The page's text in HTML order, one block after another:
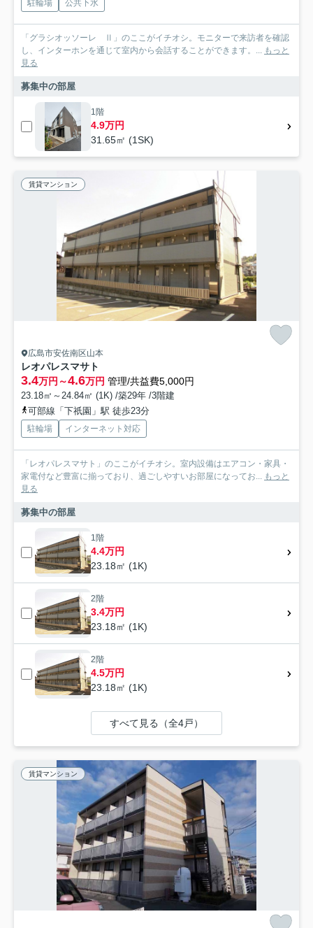
駐輪場 公共下水
「グラシオッソーレ Ⅱ」のここがイチオシ。モニターで来訪者を確認
し、インターホンを通じて室内から会話することができます。... もっと
見る
募集中の部屋
1階
4.9万円
31.65㎡ (1SK)
賃貸マンション
広島市安佐南区山本
レオパレスマサト
3.4万円～4.6万円 管理/共益費5,000円
23.18㎡～24.84㎡ (1K) /築29年 /3階建
可部線「下祇園」駅 徒歩23分
駐輪場 インターネット対応
「レオパレスマサト」のここがイチオシ。室内設備はエアコン・家具・
家電付など豊富に揃っており、過ごしやすいお部屋になってお... もっと
見る
募集中の部屋
1階
4.4万円
23.18㎡ (1K)
2階
3.4万円
23.18㎡ (1K)
2階
4.5万円
23.18㎡ (1K)
すべて見る（全4戸）
賃貸マンション